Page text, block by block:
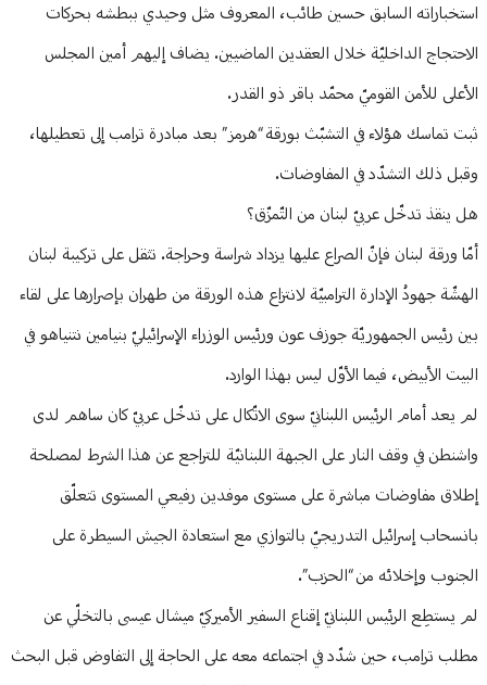
استخباراته السابق حسين طائب، المعروف مثل وحيدي ببطشه بحركات
الاحتجاج الداخليّة خلال العقدين الماضيين. يضاف إليهم أمين المجلس
الأعلى للأمن القوميّ محمّد باقر ذو القدر.
ثبت تماسك هؤلاء في التشبّث بورقة “هرمز” بعد مبادرة ترامب إلى تعطيلها،
وقبل ذلك التشدّد في المفاوضات.
هل ينقذ تدخّل عربيّ لبنان من التّمزّق؟
أمّا ورقة لبنان فإنّ الصراع عليها يزداد شراسة وحراجة. تثقل على تركيبة لبنان
الهشّة جهودُ الإدارة الترامبيّة لانتزاع هذه الورقة من طهران بإصرارها على لقاء
بين رئيس الجمهوريّة جوزف عون ورئيس الوزراء الإسرائيليّ بنيامين نتنياهو في
البيت الأبيض، فيما الأوّل ليس بهذا الوارد.
لم يعد أمام الرئيس اللبنانيّ سوى الاتّكال على تدخّل عربيّ كان ساهم لدى
واشنطن في وقف النار على الجبهة اللبنانيّة للتراجع عن هذا الشرط لمصلحة
إطلاق مفاوضات مباشرة على مستوى موفدين رفيعي المستوى تتعلّق
بانسحاب إسرائيل التدريجيّ بالتوازي مع استعادة الجيش السيطرة على
الجنوب وإخلائه من “الحزب”.
لم يستطِع الرئيس اللبنانيّ إقناع السفير الأميركيّ ميشال عيسى بالتخلّي عن
مطلب ترامب، حين شدّد في اجتماعه معه على الحاجة إلى التفاوض قبل البحث